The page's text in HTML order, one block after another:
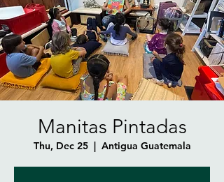
Manitas Pintadas
Thu, Dec 25
  |
Antigua Guatemala